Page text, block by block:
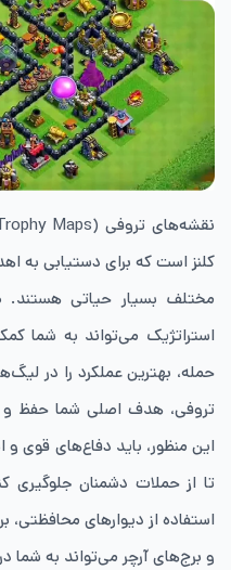
کلنز است که برای دستیابی به
مختلف بسیار حیاتی
استراتژیک می‌تواند به شما
حمله، بهترین عملکرد را در
تروفی، هدف اصلی شما حفظ و
این منظور، باید دفاع‌های قوی و
تا از حملات دشمنان جلوگیری
استفاده از دیوارهای
و برج‌های آرچر می‌تواند به شما